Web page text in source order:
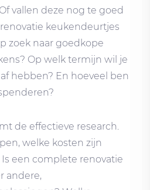
vallen deze nog te goed
keukendeurtjes
zoek naar goedkope
Op welk termijn wil je
hebben? En hoeveel ben
de effectieve research.
welke kosten zijn
een complete renovatie
andere,